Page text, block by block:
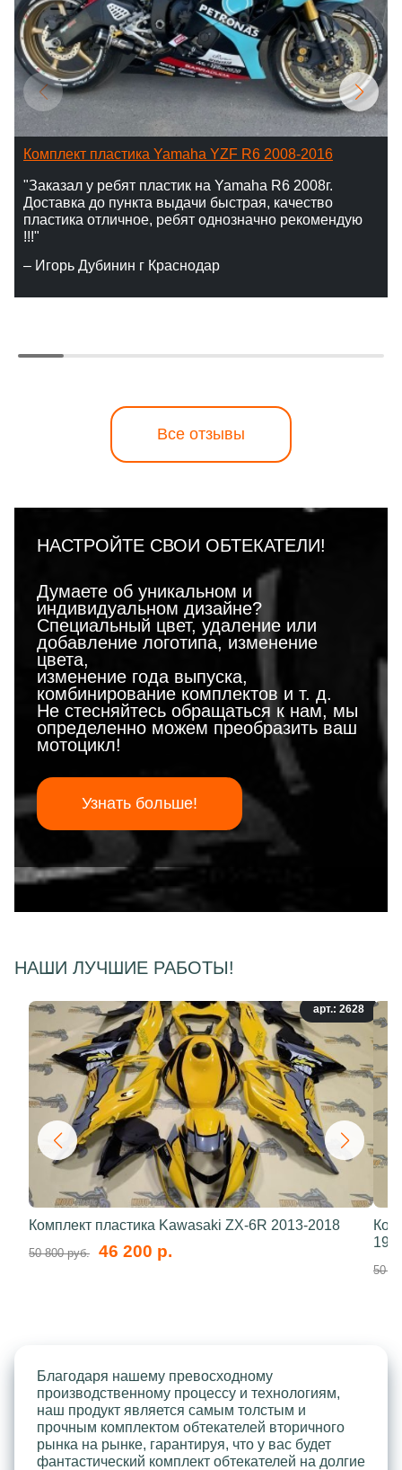
Комплект пластика Yamaha YZF R6 2008-2016
"Заказал у ребят пластик на Yamaha R6 2008г.
Доставка до пункта выдачи быстрая, качество
пластика отличное, ребят однозначно рекомендую
!!!"
– Игорь Дубинин г Краснодар
Все отзывы
НАСТРОЙТЕ СВОИ ОБТЕКАТЕЛИ!
Думаете об уникальном и
индивидуальном дизайне?
Специальный цвет, удаление или
добавление логотипа, изменение
цвета,
изменение года выпуска,
комбинирование комплектов и т. д.
Не стесняйтесь обращаться к нам, мы
определенно можем преобразить ваш
мотоцикл!
Узнать больше!
НАШИ ЛУЧШИЕ РАБОТЫ!
арт.: 2628
Комплект пластика Kawasaki ZX-6R 2013-2018
50 800 руб. 46 200 р.
50
Благодаря нашему превосходному
производственному процессу и технологиям,
наш продукт является самым толстым и
прочным комплектом обтекателей вторичного
рынка на рынке, гарантируя, что у вас будет
фантастический комплект обтекателей на долгие